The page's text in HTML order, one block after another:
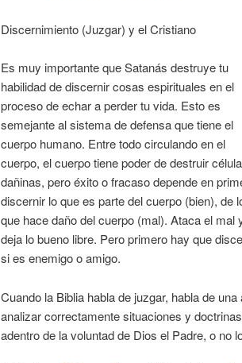
Discernimiento (Juzgar) y el Cristiano
Es muy importante que Satanás destruye tu
habilidad de discernir cosas espirituales en el
proceso de echar a perder tu vida. Esto es
semejante al sistema de defensa que tiene el
cuerpo humano. Entre todo circulando en el
cuerpo, el cuerpo tiene poder de destruir
dañinas, pero éxito o fracaso depende en
discernir lo que es parte del cuerpo (bien), de
que hace daño del cuerpo (mal). Ataca el mal
deja lo bueno libre. Pero primero hay que
si es enemigo o amigo.
Cuando la Biblia habla de juzgar, habla de
analizar correctamente situaciones y
adentro de la voluntad de Dios el Padre, o no